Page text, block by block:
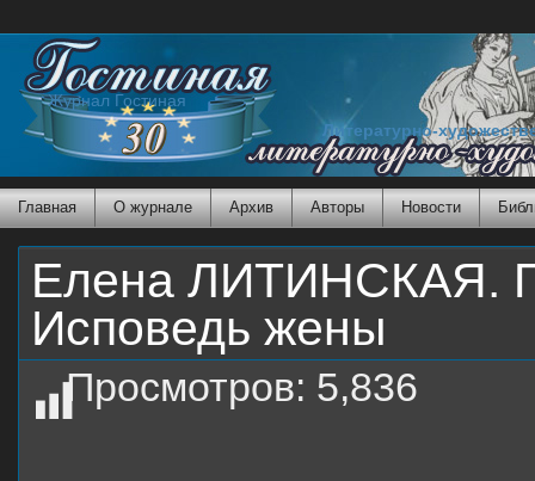
Журнал Гостиная
Литературно-
Главная О журнале Архив Авторы Новости
Елена ЛИТИНСКАЯ.
Исповедь жены
Просмотров: 5,836